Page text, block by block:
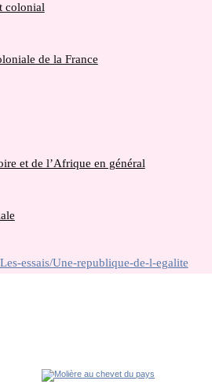
colonial
de la France
et de l’Afrique en général
essais/Une-republique-de-l-egalite